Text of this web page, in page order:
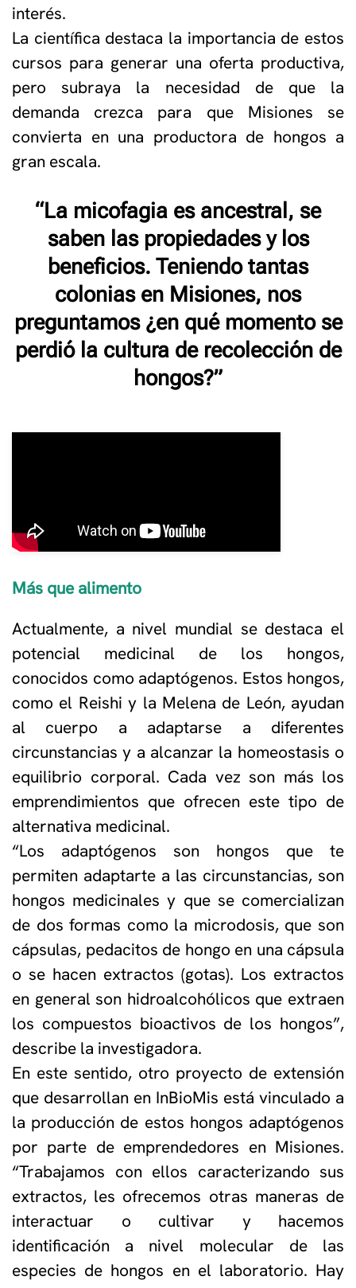
interés.
La científica destaca la importancia de estos
cursos para generar una oferta productiva,
pero subraya la necesidad de que la
demanda crezca para que Misiones se
convierta en una productora de hongos a
gran escala.
“La micofagia es ancestral, se
saben las propiedades y los
beneficios. Teniendo tantas
colonias en Misiones, nos
preguntamos ¿en qué momento se
perdió la cultura de recolección de
hongos?”
Más que alimento
Actualmente, a nivel mundial se destaca el
potencial medicinal de los hongos,
conocidos como adaptógenos. Estos hongos,
como el Reishi y la Melena de León, ayudan
al cuerpo a adaptarse a diferentes
circunstancias y a alcanzar la homeostasis o
equilibrio corporal. Cada vez son más los
emprendimientos que ofrecen este tipo de
alternativa medicinal.
“Los adaptógenos son hongos que te
permiten adaptarte a las circunstancias, son
hongos medicinales y que se comercializan
de dos formas como la microdosis, que son
cápsulas, pedacitos de hongo en una cápsula
o se hacen extractos (gotas). Los extractos
en general son hidroalcohólicos que extraen
los compuestos bioactivos de los hongos”,
describe la investigadora.
En este sentido, otro proyecto de extensión
que desarrollan en InBioMis está vinculado a
la producción de estos hongos adaptógenos
por parte de emprendedores en Misiones.
“Trabajamos con ellos caracterizando sus
extractos, les ofrecemos otras maneras de
interactuar o cultivar y hacemos
identificación a nivel molecular de las
especies de hongos en el laboratorio. Hay